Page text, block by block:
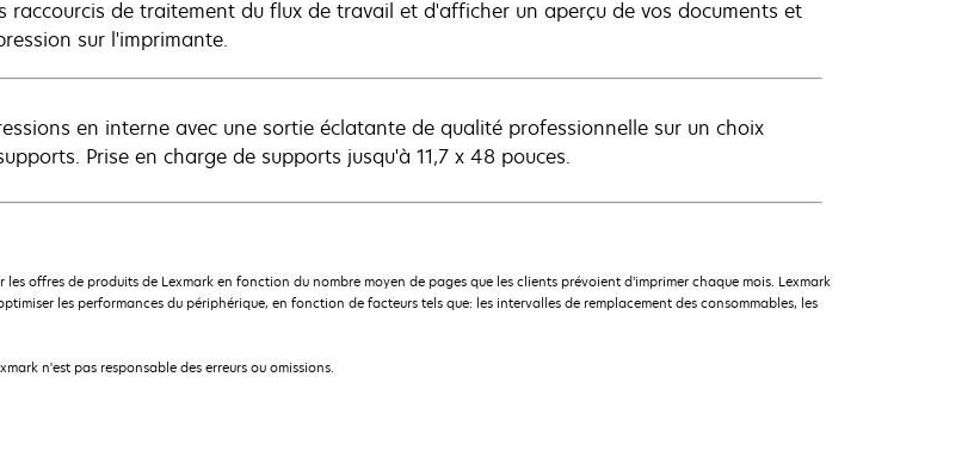
raccourcis de traitement du flux de travail et d'afficher un aperçu de vos documents et
sur l'imprimante.
en interne avec une sortie éclatante de qualité professionnelle sur un choix
Prise en charge de supports jusqu'à 11,7 x 48 pouces.
offres de produits de Lexmark en fonction du nombre moyen de pages que les clients prévoient d’imprimer chaque mois. Lexmark
les performances du périphérique, en fonction de facteurs tels que: les intervalles de remplacement des consommables, les
n'est pas responsable des erreurs ou omissions.